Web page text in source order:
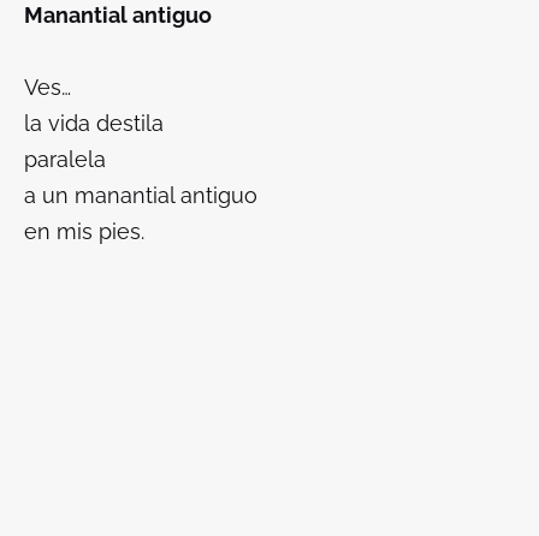
Manantial antiguo
Ves…
la vida destila
paralela
a un manantial antiguo
en mis pies.